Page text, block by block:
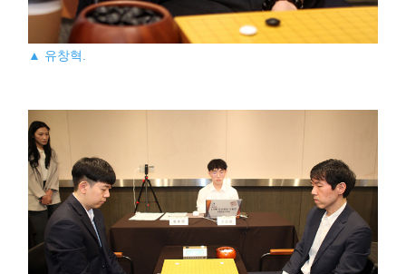
▲ 유창혁.